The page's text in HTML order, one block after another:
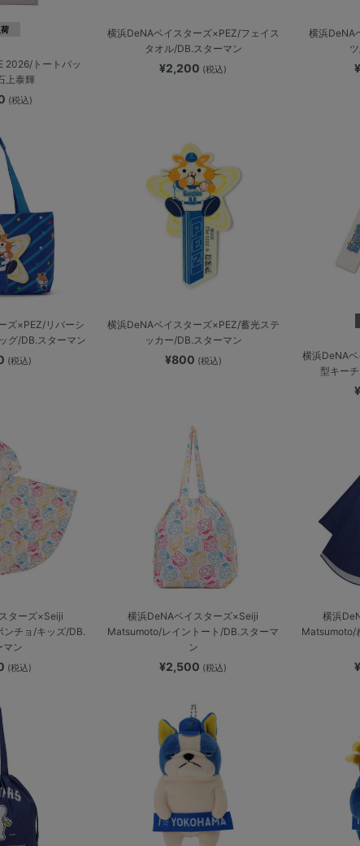
2026/トートバッ
上泰輝
(税込)
横浜DeNAベイスターズ×PEZ/フェイス
タオル/DB.スターマン
¥2,200 (税込)
横浜DeNA
ズ×PEZ/リバーシ
グ/DB.スターマン
(税込)
横浜DeNAベイスターズ×PEZ/蓄光ステ
ッカー/DB.スターマン
¥800 (税込)
横浜DeNA
型キー
ターズ×Seiji
チョ/キッズ/DB.
マン
(税込)
横浜DeNAベイスターズ×Seiji
Matsumoto/レイントート/DB.スターマ
ン
¥2,500 (税込)
横浜
Matsumoto/